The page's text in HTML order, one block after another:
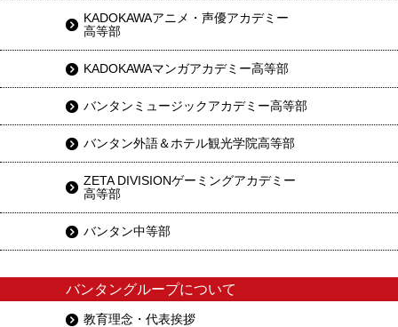
KADOKAWAアニメ・声優アカデミー
高等部
KADOKAWAマンガアカデミー高等部
バンタンミュージックアカデミー高等部
バンタン外語＆ホテル観光学院高等部
ZETA DIVISIONゲーミングアカデミー
高等部
バンタン中等部
バンタングループについて
教育理念・代表挨拶